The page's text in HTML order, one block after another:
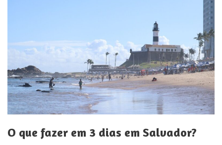
O que fazer em 3 dias em Salvador?